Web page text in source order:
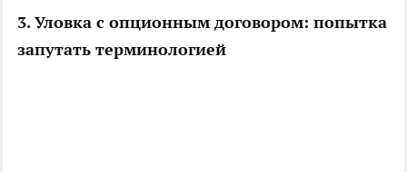
3. Уловка с опционным договором: попытка
запутать терминологией